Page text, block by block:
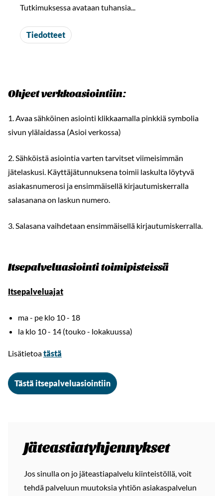
Tutkimuksessa avataan tuhansia...
Tiedotteet
Ohjeet verkkoasiointiin:
1. Avaa sähköinen asiointi klikkaamalla pinkkiä symbolia
sivun ylälaidassa (Asioi verkossa)
2. Sähköistä asiointia varten tarvitset viimeisimmän
jätelaskusi. Käyttäjätunnuksena toimii laskulta löytyvä
asiakasnumerosi ja ensimmäisellä kirjautumiskerralla
salasanana on laskun numero.
3. Salasana vaihdetaan ensimmäisellä kirjautumiskerralla.
Itsepalveluasiointi toimipisteissä
Itsepalveluajat
ma - pe klo 10 - 18
la klo 10 - 14 (touko - lokakuussa)
Lisätietoatästä
Tästä itsepalveluasiointiin
Jäteastiatyhjennykset
Jos sinulla on jo jäteastiapalvelu kiinteistöllä, voit
tehdä palveluun muutoksia yhtiön asiakaspalvelun